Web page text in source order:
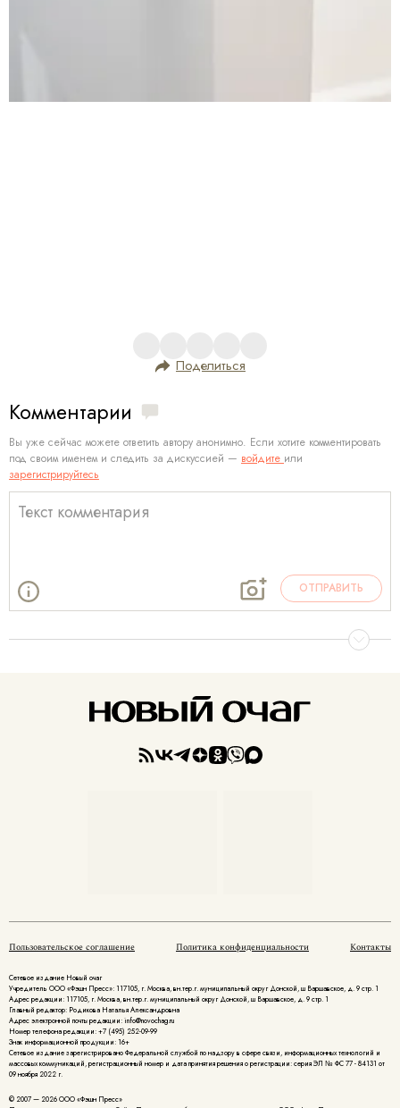
Поделиться
Комментарии
Вы уже сейчас можете ответить автору анонимно. Если хотите комментировать
под своим именем и следить за дискуссией — войдите или
зарегистрируйтесь
ОТПРАВИТЬ
Пользовательское соглашение Политика конфиденциальности Контакты
Сетевое издание Новый очаг
Учредитель ООО «Фэшн Пресс»: 117105, г. Москва, вн.тер.г. муниципальный округ Донской, ш Варшавское, д. 9 стр. 1
Адрес редакции: 117105, г. Москва, вн.тер.г. муниципальный округ Донской, ш Варшавское, д. 9 стр. 1
Главный редактор: Родикова Наталья Александровна
Адрес электронной почты редакции: info@novochag.ru
Номер телефона редакции: +7 (495) 252-09-99
Знак информационной продукции: 16+
Cетевое издание зарегистрировано Федеральной службой по надзору в сфере связи, информационных технологий и
массовых коммуникаций, регистрационный номер и дата принятия решения о регистрации: серия ЭЛ № ФС 77 - 84131 от
09 ноября 2022 г.
© 2007 — 2026 ООО «Фэшн Пресс»